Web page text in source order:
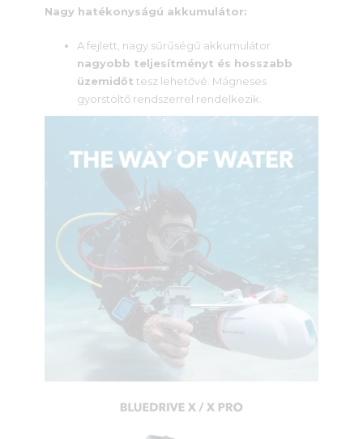
Nagy hatékonyságú akkumulátor:
A fejlett, nagy sűrűségű akkumulátor
nagyobb teljesítményt és hosszabb
üzemidőt tesz lehetővé. Mágneses
gyorstöltő rendszerrel rendelkezik.